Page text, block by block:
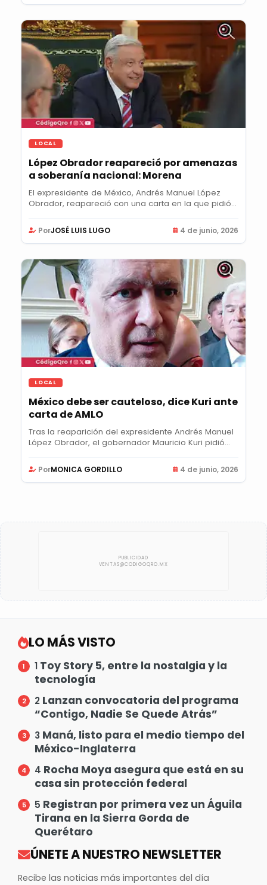
LOCAL
López Obrador reapareció por amenazas
a soberanía nacional: Morena
El expresidente de México, Andrés Manuel López
Obrador, reapareció con una carta en la que pidió
PorJOSÉ LUIS LUGO 4 de junio, 2026
LOCAL
México debe ser cauteloso, dice Kuri ante
carta de AMLO
Tras la reaparición del expresidente Andrés Manuel
López Obrador, el gobernador Mauricio Kuri pidió...
PorMONICA GORDILLO 4 de junio, 2026
LO MÁS VISTO
1 Toy Story 5, entre la nostalgia y la
tecnología
2 Lanzan convocatoria del programa
“Contigo, Nadie Se Quede Atrás”
3 Maná, listo para el medio tiempo del
México-Inglaterra
4 Rocha Moya asegura que está en su
casa sin protección federal
5 Registran por primera vez un Águila
Tirana en la Sierra Gorda de
Querétaro
ÚNETE A NUESTRO NEWSLETTER
Recibe las noticias más importantes del día